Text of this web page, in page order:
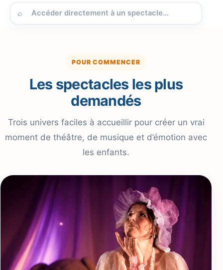
⌕
POUR COMMENCER
Les spectacles les plus
demandés
Trois univers faciles à accueillir pour créer un vrai
moment de théâtre, de musique et d’émotion avec
les enfants.